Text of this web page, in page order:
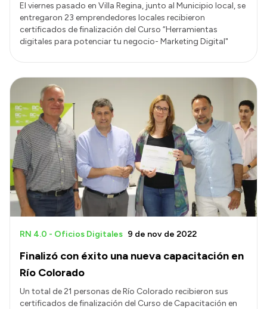
El viernes pasado en Villa Regina, junto al Municipio local, se
entregaron 23 emprendedores locales recibieron
certificados de finalización del Curso “Herramientas
digitales para potenciar tu negocio- Marketing Digital"
Finalizó con éxito una nueva capacitación en
Río Colorado
RN 4.0 - Oficios Digitales 9 de nov de 2022
Un total de 21 personas de Río Colorado recibieron sus
certificados de finalización del Curso de Capacitación en